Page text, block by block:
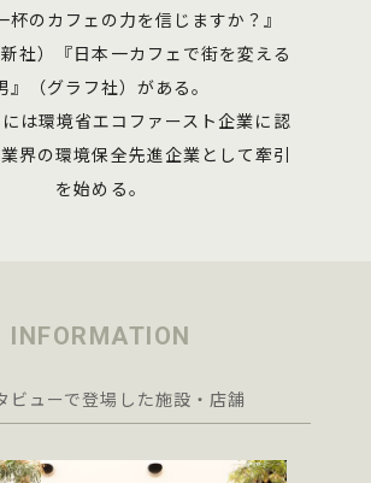
杯のカフェの力を信じますか？』
新社）『日本一カフェで街を変える
』（グラフ社）がある。
は環境省エコファースト企業に認
界の環境保全先進企業として牽引
を始める。
INFORMATION
ビューで登場した施設・店舗